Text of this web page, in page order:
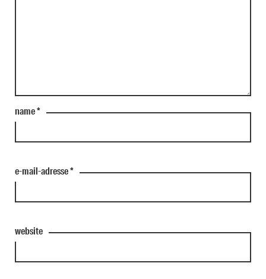
name*
e-mail-adresse*
website